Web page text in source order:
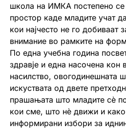
школа на ИМКА постепено се
простор каде младите учат
кои најчесто не го добиваат
внимание во рамките на
По една учебна година
здравје и една насочена кон
насилство, овогодинешната
искуствата од двете
прашањата што младите сè
кои сме, што нè движи и
информирани избори за